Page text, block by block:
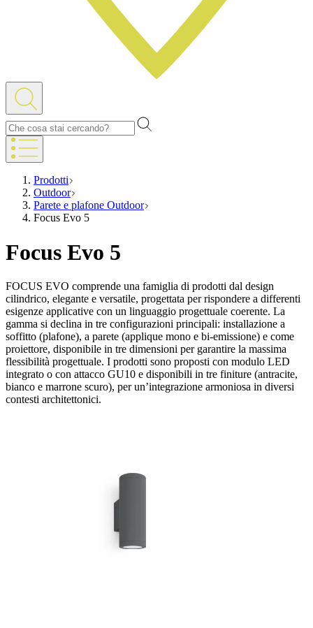
Prodotti
Outdoor
Parete e plafone Outdoor
Focus Evo 5
Focus Evo 5
FOCUS EVO comprende una famiglia di prodotti dal design
cilindrico, elegante e versatile, progettata per rispondere a differenti
esigenze applicative con un linguaggio progettuale coerente. La
gamma si declina in tre configurazioni principali: installazione a
soffitto (plafone), a parete (applique mono e bi-emissione) e come
proiettore, disponibile in tre dimensioni per garantire la massima
flessibilità progettuale. I prodotti sono proposti con modulo LED
integrato o con attacco GU10 e disponibili in tre finiture (antracite,
bianco e marrone scuro), per un’integrazione armoniosa in diversi
contesti architettonici.